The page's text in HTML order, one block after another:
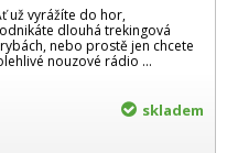
už vyrážíte do hor,
dlouhá trekingová
nebo prostě jen chcete
nouzové rádio ...
skladem